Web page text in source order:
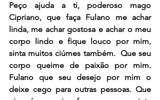
Peço ajuda a ti, poderoso mago
Cipriano, que faça Fulano me achar
linda, me achar gostosa e achar o meu
corpo lindo e fique louco por mim,
sinta muitos ciúmes também.  Que seu
corpo queime de paixão por mim.
Fulano que seu desejo por mim o
deixe cego para outras pessoas. Que